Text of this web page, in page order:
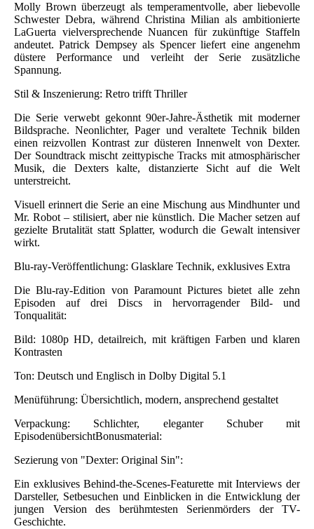
Molly Brown überzeugt als temperamentvolle, aber liebevolle
Schwester Debra, während Christina Milian als ambitionierte
LaGuerta vielversprechende Nuancen für zukünftige Staffeln
andeutet. Patrick Dempsey als Spencer liefert eine angenehm
düstere Performance und verleiht der Serie zusätzliche
Spannung.
Stil & Inszenierung: Retro trifft Thriller
Die Serie verwebt gekonnt 90er-Jahre-Ästhetik mit moderner
Bildsprache. Neonlichter, Pager und veraltete Technik bilden
einen reizvollen Kontrast zur düsteren Innenwelt von Dexter.
Der Soundtrack mischt zeittypische Tracks mit atmosphärischer
Musik, die Dexters kalte, distanzierte Sicht auf die Welt
unterstreicht.
Visuell erinnert die Serie an eine Mischung aus Mindhunter und
Mr. Robot – stilisiert, aber nie künstlich. Die Macher setzen auf
gezielte Brutalität statt Splatter, wodurch die Gewalt intensiver
wirkt.
Blu-ray-Veröffentlichung: Glasklare Technik, exklusives Extra
Die Blu-ray-Edition von Paramount Pictures bietet alle zehn
Episoden auf drei Discs in hervorragender Bild- und
Tonqualität:
Bild: 1080p HD, detailreich, mit kräftigen Farben und klaren
Kontrasten
Ton: Deutsch und Englisch in Dolby Digital 5.1
Menüführung: Übersichtlich, modern, ansprechend gestaltet
Verpackung: Schlichter, eleganter Schuber mit
EpisodenübersichtBonusmaterial:
Sezierung von "Dexter: Original Sin":
Ein exklusives Behind-the-Scenes-Featurette mit Interviews der
Darsteller, Setbesuchen und Einblicken in die Entwicklung der
jungen Version des berühmtesten Serienmörders der TV-
Geschichte.